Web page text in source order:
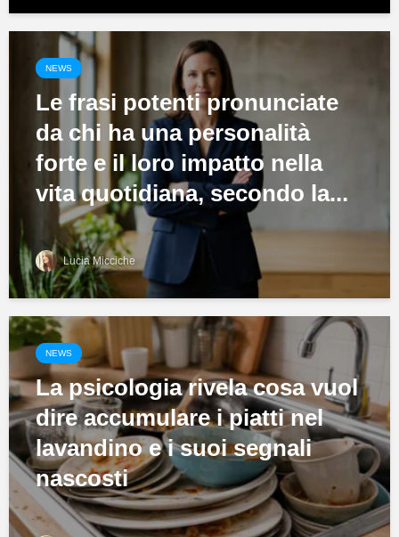
NEWS
Le frasi potenti pronunciate
da chi ha una personalità
forte e il loro impatto nella
vita quotidiana, secondo la...
Lucia Micciche
NEWS
La psicologia rivela cosa vuol
dire accumulare i piatti nel
lavandino e i suoi segnali
nascosti